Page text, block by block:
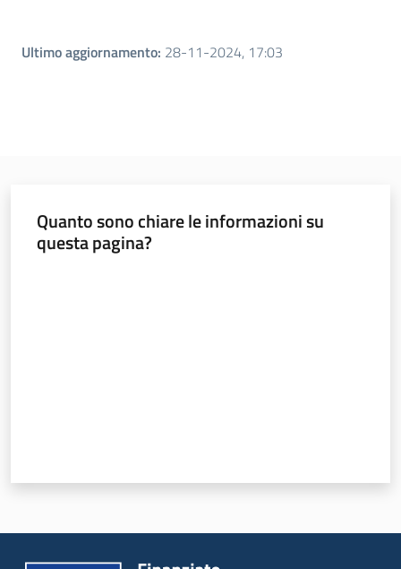
Ultimo aggiornamento: 28-11-2024, 17:03
Quanto sono chiare le informazioni su
questa pagina?